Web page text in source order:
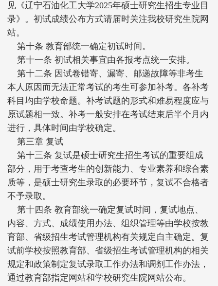
见《辽宁石油化工大学2025年硕士研究生招生专业目
录》。初试成绩公布方式请届时关注我校研究生院网
站。
第十条 教育部统一确定初试时间。
第十一条 初试相关事宜由各报考点统一安排。
第十二条 因试卷错寄、漏寄、邮递故障等非考生
本人原因而无法正常考试的考生可参加补考。各补考
科目均由学校命题。补考试题的形式和难易程度应与
原试题相一致。补考一般安排在考试结束后半个月内
进行，具体时间由学校确定。
第三章 复试
第十三条 复试是硕士研究生招生考试的重要组成
部分，用于考查考生的创新能力、专业素养和综合素
质等，是硕士研究生录取的必要环节，复试不合格者
不予录取。
第十四条 教育部统一确定复试时间，复试地点、
内容、方式、成绩使用办法、组织管理等由学校按教
育部、省级招生考试管理机构有关规定自主确定。复
试前学校按照教育部、省级招生考试管理机构的相关
规定和政策制定复试录取工作办法和调剂工作办法，
通过教育部指定网站和学校研究生院网站公布。